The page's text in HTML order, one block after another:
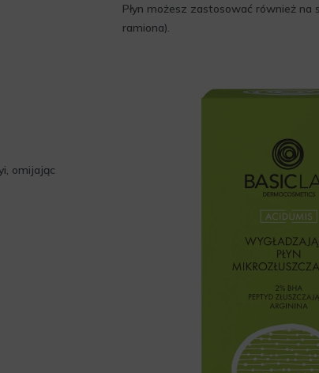
Płyn możesz zastosować również na
ramiona).
omijając